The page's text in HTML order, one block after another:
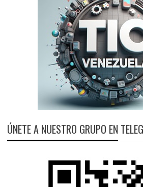
ÚNETE A NUESTRO GRUPO EN